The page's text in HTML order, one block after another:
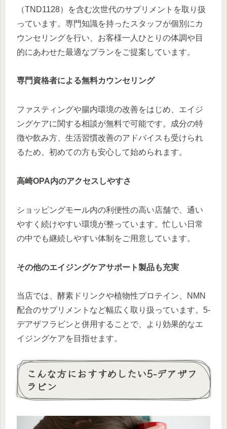
（TND1128）を含む次世代のサプリメントを取り扱
っています。専門知識を持ったスタッフが個別にカ
ウンセリングを行い、お客様一人ひとりの体調や目
的にあわせた最適なプランをご提案しています。
専門資格者による無料カウンセリング
ファスティングや腸内環境の改善をはじめ、エイジ
ングケアに関する相談が無料で可能です。成分の特
徴や飲み方、生活習慣改善のアドバイスも受けられ
るため、初めての方も安心して始められます。
高崎OPA内のアクセスしやすさ
ショッピングモール内の利便性の高い店舗で、通い
やすく続けやすい環境が整っています。忙しい日常
の中でも継続しやすい体制をご用意しています。
その他のエイジングケアサポート製品も充実
当店では、酵素ドリンクや植物性プロテイン、NMN
配合のサプリメントなど幅広く取り扱っています。5-
デアザフラビンと併用することで、より効果的なエ
イジングケアを目指せます。
こんな方におすすめしたい5-デアザフ
ラビン